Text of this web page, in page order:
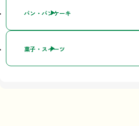
パン・パンケーキ
菓子・スイーツ